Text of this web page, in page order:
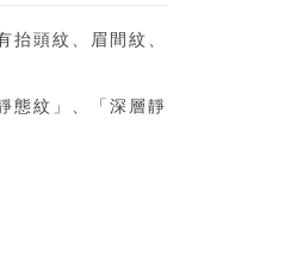
抬頭紋、眉間紋、
態紋」、「深層靜